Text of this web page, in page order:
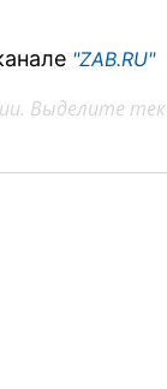
"ZAB.RU"
Выделите